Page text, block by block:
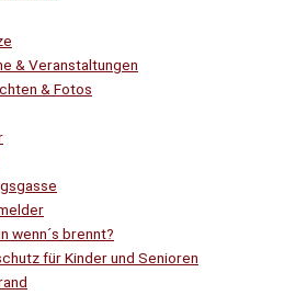
& Veranstaltungen
& Fotos
wenn´s brennt?
für Kinder und Senioren